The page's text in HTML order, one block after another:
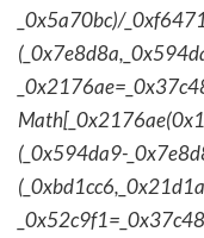
_0x5a70bc)/
(_0x594da9-